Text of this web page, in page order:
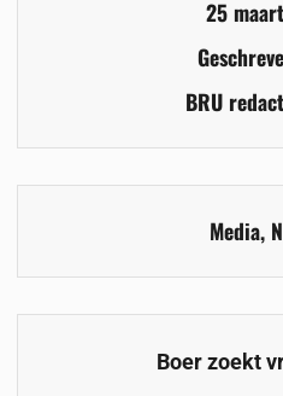
25
BRU
Media,
Boer zoekt